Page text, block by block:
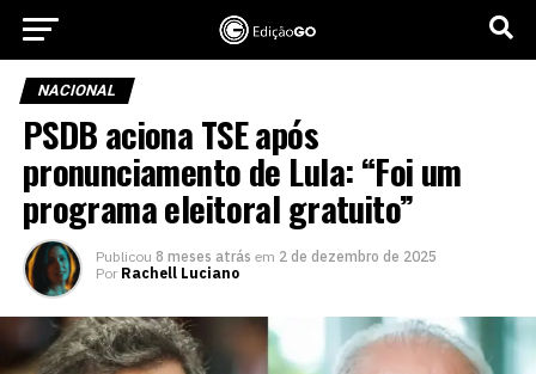
NACIONAL
PSDB aciona TSE após
pronunciamento de Lula: “Foi um
programa eleitoral gratuito”
Publicou 8 meses atrás em 2 de dezembro de 2025
Por Rachell Luciano